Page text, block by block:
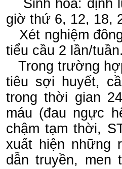
Sinh hóa: định
giờ thứ 6, 12, 18,
Xét nghiệm
tiểu cầu 2 lần/
Trong trường
tiêu sợi huyết,
trong thời gian
máu (đau ngực
chậm tạm thời,
xuất hiện những
dẫn truyền,